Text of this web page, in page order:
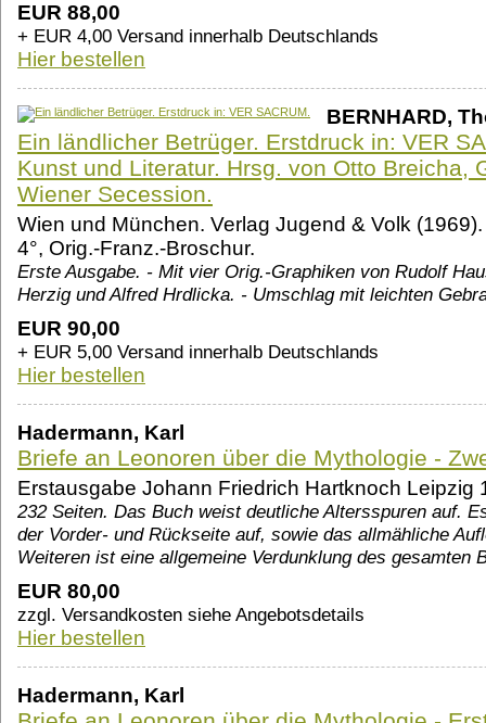
EUR 88,00
+ EUR 4,00 Versand innerhalb Deutschlands
Hier bestellen
BERNHARD,
Ein ländlicher Betrüger. Erstdruck in: VER
Kunst und Literatur. Hrsg. von Otto Breicha,
Wiener Secession.
Wien und München. Verlag Jugend & Volk
4°, Orig.-Franz.-Broschur.
Erste Ausgabe. - Mit vier Orig.-Graphiken von Rudolf
Herzig und Alfred Hrdlicka. - Umschlag mit leichten
EUR 90,00
+ EUR 5,00 Versand innerhalb Deutschlands
Hier bestellen
Hadermann, Karl
Briefe an Leonoren über die Mythologie -
Erstausgabe Johann Friedrich Hartknoch Leipzig
232 Seiten. Das Buch weist deutliche Altersspuren auf.
der Vorder- und Rückseite auf, sowie das allmähliche
Weiteren ist eine allgemeine Verdunklung des gesamten
EUR 80,00
zzgl. Versandkosten siehe Angebotsdetails
Hier bestellen
Hadermann, Karl